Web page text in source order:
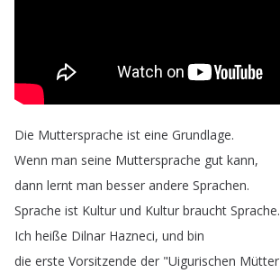
Die Muttersprache ist eine Grundlage.
Wenn man seine Muttersprache gut kann,
dann lernt man besser andere Sprachen.
Sprache ist Kultur und Kultur braucht Sprache.
Ich heiße Dilnar Hazneci, und bin
die erste Vorsitzende der "Uigurischen Mütter